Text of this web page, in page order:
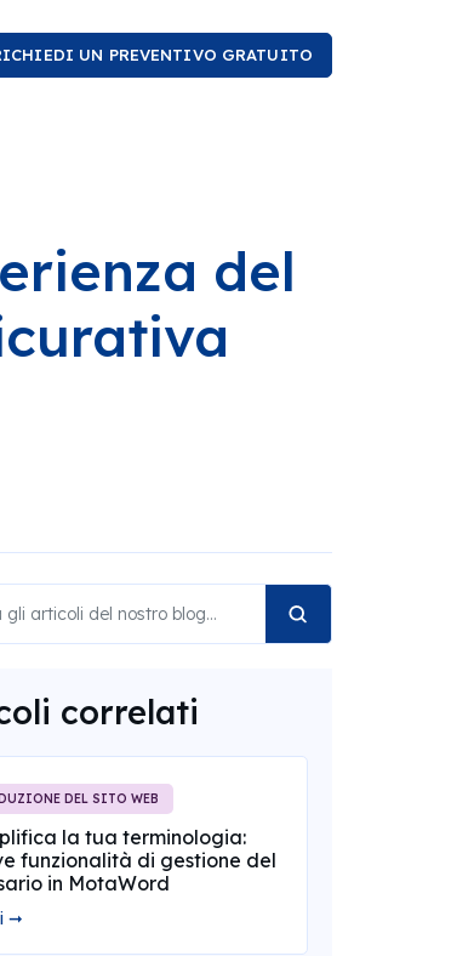
UN PREVENTIVO GRATUITO
del
correlati
DEL SITO WEB
la tua terminologia:
funzionalità di gestione del
in MotaWord
➞